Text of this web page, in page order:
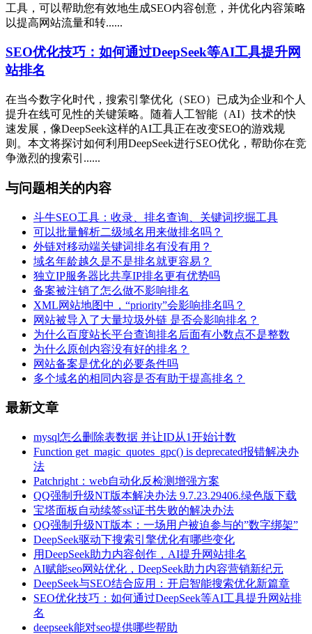
工具，可以帮助您有效地生成SEO内容创意，并优化内容策略
以提高网站流量和转......
SEO优化技巧：如何通过DeepSeek等AI工具提升网
站排名
在当今数字化时代，搜索引擎优化（SEO）已成为企业和个人
提升在线可见性的关键策略。随着人工智能（AI）技术的快
速发展，像DeepSeek这样的AI工具正在改变SEO的游戏规
则。本文将探讨如何利用DeepSeek进行SEO优化，帮助你在竞
争激烈的搜索引......
与问题相关的内容
斗牛SEO工具：收录、排名查询、关键词挖掘工具
可以批量解析二级域名用来做排名吗？
外链对移动端关键词排名有没有用？
域名年龄越久是不是排名就更容易？
独立IP服务器比共享IP排名更有优势吗
备案被注销了怎么做不影响排名
XML网站地图中，“priority”会影响排名吗？
网站被导入了大量垃圾外链 是否会影响排名？
为什么百度站长平台查询排名后面有小数点不是整数
为什么原创内容没有好的排名？
网站备案是优化的必要条件吗
多个域名的相同内容是否有助于提高排名？
最新文章
mysql怎么删除表数据 并让ID从1开始计数
Function get_magic_quotes_gpc() is deprecated报错解决办
法
Patchright：web自动化反检测增强方案
QQ强制升级NT版本解决办法 9.7.23.29406.绿色版下载
宝塔面板自动续签ssl证书失败的解决办法
QQ强制升级NT版本：一场用户被迫参与的”数字绑架”
DeepSeek驱动下搜索引擎优化有哪些变化
用DeepSeek助力内容创作，AI提升网站排名
AI赋能seo网站优化，DeepSeek助力内容营销新纪元
DeepSeek与SEO结合应用：开启智能搜索优化新篇章
SEO优化技巧：如何通过DeepSeek等AI工具提升网站排
名
deepseek能对seo提供哪些帮助